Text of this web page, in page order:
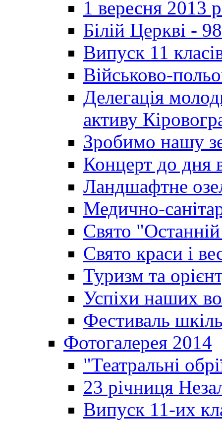
1 вересня 2013
Білій Церкві -
Випуск 11
Військово-
Делегація
активу
Зробимо нашу
Концерт до дня
Ландшафтне
Медично-
Свято
Свято краси і
Туризм та
Успіхи наших
Фестиваль
Фотогалерея 2014
"Театральні
23 річниця
Випуск 11-их